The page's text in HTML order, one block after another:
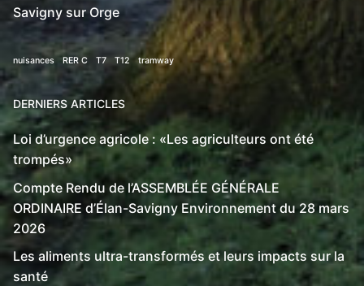
Savigny sur Orge
nuisances RER C T7 T12 tramway
DERNIERS ARTICLES
Loi d’urgence agricole : «Les agriculteurs ont été
trompés»
Compte Rendu de l’ASSEMBLÉE GÉNÉRALE
ORDINAIRE d’Élan-Savigny Environnement du 28 mars
2026
Les aliments ultra-transformés et leurs impacts sur la
santé